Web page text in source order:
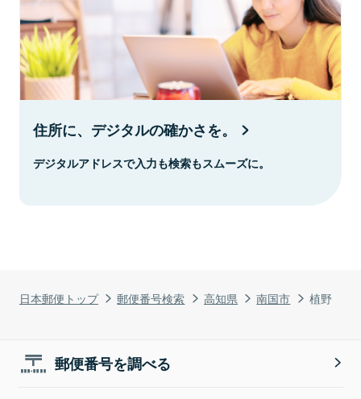
日本郵便トップ 郵便番号検索 高知県 南国市 植野
住所に、デジタルの確かさを。
デジタルアドレスで入力も検索もスムーズに。
郵便番号を調べる